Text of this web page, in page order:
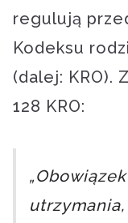
regulują
Kodeksu
(dalej: KRO).
128 KRO: